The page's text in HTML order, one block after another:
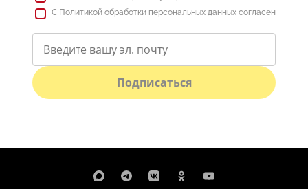
С Политикой обработки персональных данных согласен
Подписаться